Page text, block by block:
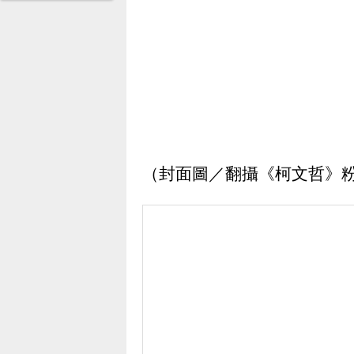
（封面圖／翻攝《柯文哲》